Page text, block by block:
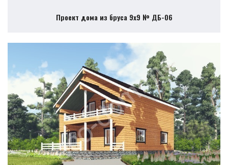
Проект дома из бруса 9х9 № ДБ-06